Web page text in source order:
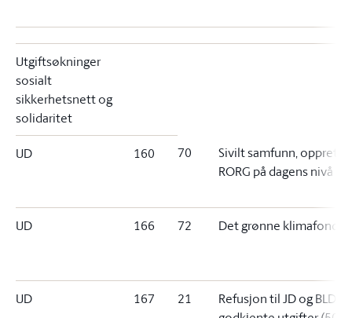
Utgiftsøkninger
sosialt
sikkerhetsnett og
solidaritet
UD 160 70
Sivilt samfunn,
RORG på dagens nivå
UD 166 72 Det grønne klimafondet
UD 167 21
Refusjon til JD og BLD